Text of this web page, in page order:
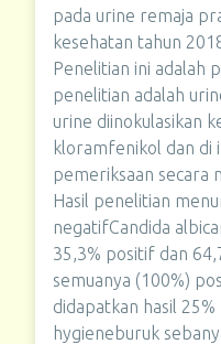
pada urine remaja
kesehatan tahun
Penelitian ini adalah
penelitian adalah
urine diinokulasikan
kloramfenikol dan di
pemeriksaan secara
Hasil penelitian
negatifCandida
35,3% positif dan
semuanya (100%)
didapatkan hasil
hygieneburuk